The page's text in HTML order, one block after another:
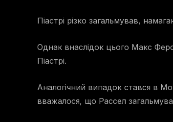
Піастрі різко загальмував,
Однак внаслідок цього Макс
Піастрі.
Аналогічний випадок стався в
вважалося, що Рассел